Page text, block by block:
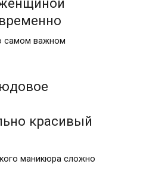
самом важном
красивый
маникюра сложно